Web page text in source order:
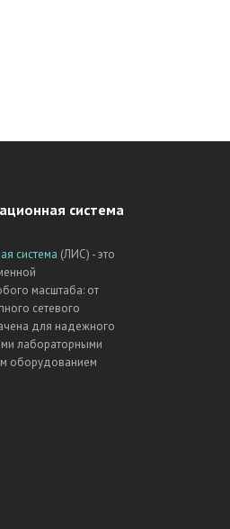
система
система (ЛИС) - это
масштаба: от
сетевого
для надежного
лабораторными
оборудованием